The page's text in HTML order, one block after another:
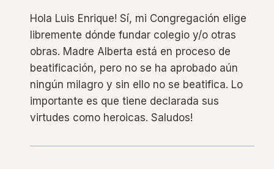
Hola Luis Enrique! Sí, mi Congregación elige
libremente dónde fundar colegio y/o otras
obras. Madre Alberta está en proceso de
beatificación, pero no se ha aprobado aún
ningún milagro y sin ello no se beatifica. Lo
importante es que tiene declarada sus
virtudes como heroicas. Saludos!